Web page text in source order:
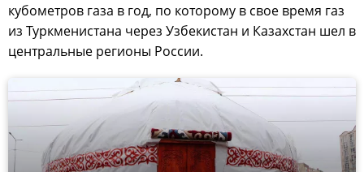
кубометров газа в год, по которому в свое время газ
из Туркменистана через Узбекистан и Казахстан шел в
центральные регионы России.